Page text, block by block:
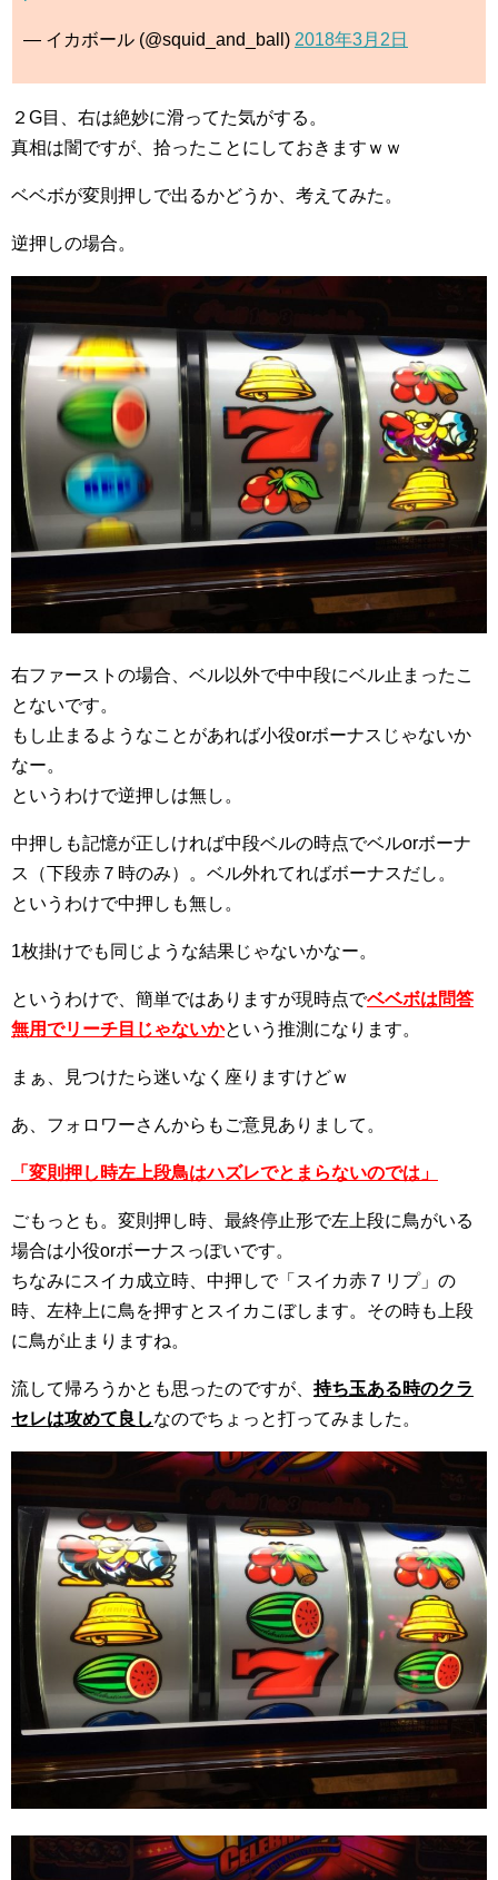
— イカボール (@squid_and_ball) 2018年3月2日
２G目、右は絶妙に滑ってた気がする。
真相は闇ですが、拾ったことにしておきますｗｗ
ベベボが変則押しで出るかどうか、考えてみた。
逆押しの場合。
右ファーストの場合、ベル以外で中中段にベル止まったこ
とないです。
もし止まるようなことがあれば小役orボーナスじゃないか
なー。
というわけで逆押しは無し。
中押しも記憶が正しければ中段ベルの時点でベルorボーナ
ス（下段赤７時のみ）。ベル外れてればボーナスだし。
というわけで中押しも無し。
1枚掛けでも同じような結果じゃないかなー。
というわけで、簡単ではありますが現時点でベベボは問答
無用でリーチ目じゃないかという推測になります。
まぁ、見つけたら迷いなく座りますけどｗ
あ、フォロワーさんからもご意見ありまして。
「変則押し時左上段鳥はハズレでとまらないのでは」
ごもっとも。変則押し時、最終停止形で左上段に鳥がいる
場合は小役orボーナスっぽいです。
ちなみにスイカ成立時、中押しで「スイカ赤７リプ」の
時、左枠上に鳥を押すとスイカこぼします。その時も上段
に鳥が止まりますね。
流して帰ろうかとも思ったのですが、 持ち玉ある時のクラ
セレは攻めて良しなのでちょっと打ってみました。